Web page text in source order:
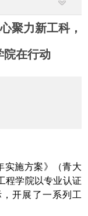
聚力新工科，
在行动
实施方案》（青大
程学院以专业认证
开展了一系列工